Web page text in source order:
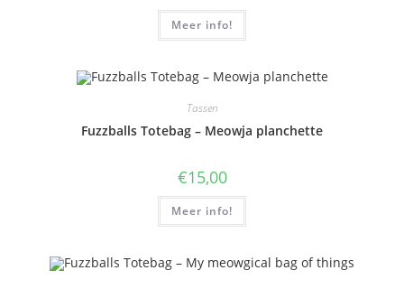
Meer info!
Tassen
Fuzzballs Totebag – Meowja planchette
€15,00
Meer info!